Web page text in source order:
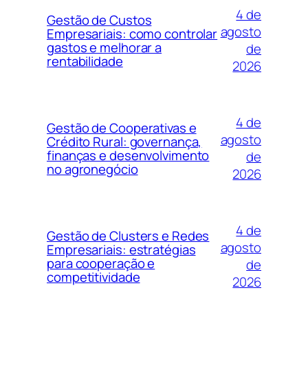
Gestão de Custos
Empresariais: como controlar
gastos e melhorar a
rentabilidade
4 de
agosto
de
2026
Gestão de Cooperativas e
Crédito Rural: governança,
finanças e desenvolvimento
no agronegócio
4 de
agosto
de
2026
Gestão de Clusters e Redes
Empresariais: estratégias
para cooperação e
competitividade
4 de
agosto
de
2026